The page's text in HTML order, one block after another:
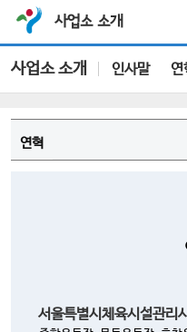
사업소 소개
사업소 소개 인사말 연
연혁
서울특별시체육시설관리